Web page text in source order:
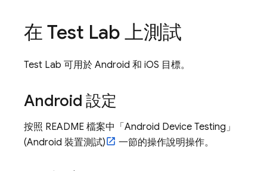
在 Test Lab 上測試
Test Lab 可用於 Android 和 iOS 目標。
Android 設定
按照 README 檔案中「Android Device Testing」
(Android 裝置測試)
一節的操作說明操作。